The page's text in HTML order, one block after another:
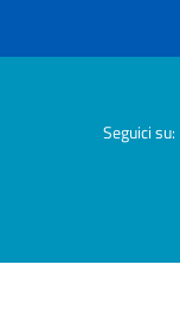
Seguici su: